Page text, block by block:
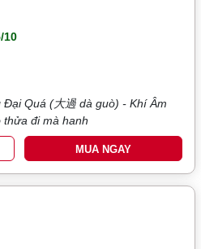
10
Quá (大過 dà guò) - Khí Âm
thửa đi mà hanh
MUA NGAY